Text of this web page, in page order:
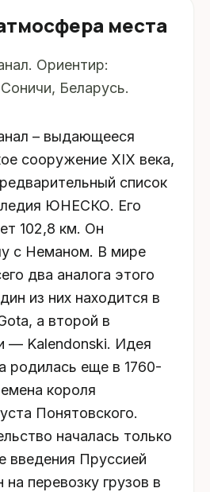
места
Ориентир:
Беларусь.
– выдающееся
сооружение XIX века,
список
ЮНЕСКО. Его
102,8 км. Он
с Неманом. В мире
два аналога этого
из них находится в
а второй в
— Kalendonski. Идея
родилась еще в 1760-
короля
Понятовского.
началась только
введения Пруссией
перевозку грузов в